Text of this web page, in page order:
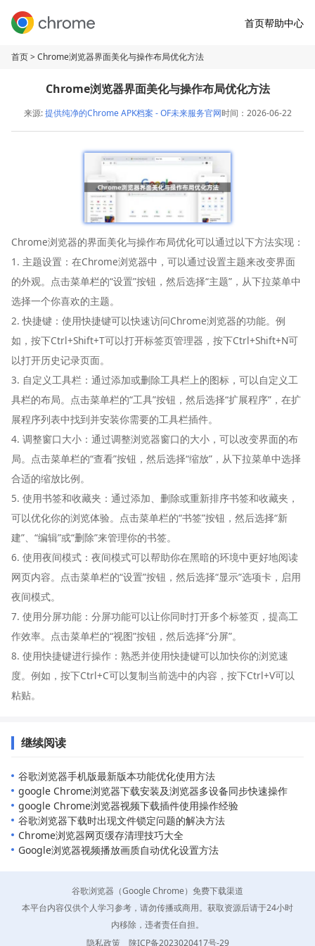
首页帮助中心
首页> Chrome浏览器界面美化与操作布局优化方法
Chrome浏览器界面美化与操作布局优化方法
来源:提供纯净的Chrome APK档案 - OF未来服务官网时间：2026-06-22
Chrome浏览器的界面美化与操作布局优化可以通过以下方法实现：
1. 主题设置：在Chrome浏览器中，可以通过设置主题来改变界面
的外观。点击菜单栏的“设置”按钮，然后选择“主题”，从下拉菜单中
选择一个你喜欢的主题。
2. 快捷键：使用快捷键可以快速访问Chrome浏览器的功能。例
如，按下Ctrl+Shift+T可以打开标签页管理器，按下Ctrl+Shift+N可
以打开历史记录页面。
3. 自定义工具栏：通过添加或删除工具栏上的图标，可以自定义工
具栏的布局。点击菜单栏的“工具”按钮，然后选择“扩展程序”，在扩
展程序列表中找到并安装你需要的工具栏插件。
4. 调整窗口大小：通过调整浏览器窗口的大小，可以改变界面的布
局。点击菜单栏的“查看”按钮，然后选择“缩放”，从下拉菜单中选择
合适的缩放比例。
5. 使用书签和收藏夹：通过添加、删除或重新排序书签和收藏夹，
可以优化你的浏览体验。点击菜单栏的“书签”按钮，然后选择“新
建”、“编辑”或“删除”来管理你的书签。
6. 使用夜间模式：夜间模式可以帮助你在黑暗的环境中更好地阅读
网页内容。点击菜单栏的“设置”按钮，然后选择“显示”选项卡，启用
夜间模式。
7. 使用分屏功能：分屏功能可以让你同时打开多个标签页，提高工
作效率。点击菜单栏的“视图”按钮，然后选择“分屏”。
8. 使用快捷键进行操作：熟悉并使用快捷键可以加快你的浏览速
度。例如，按下Ctrl+C可以复制当前选中的内容，按下Ctrl+V可以
粘贴。
继续阅读
谷歌浏览器手机版最新版本功能优化使用方法
google Chrome浏览器下载安装及浏览器多设备同步快速操作
google Chrome浏览器视频下载插件使用操作经验
谷歌浏览器下载时出现文件锁定问题的解决方法
Chrome浏览器网页缓存清理技巧大全
Google浏览器视频播放画质自动优化设置方法
谷歌浏览器（Google Chrome）免费下载渠道
本平台内容仅供个人学习参考，请勿传播或商用。获取资源后请于24小时
内移除，违者责任自担。
隐私政策
陕ICP备2023020417号-29